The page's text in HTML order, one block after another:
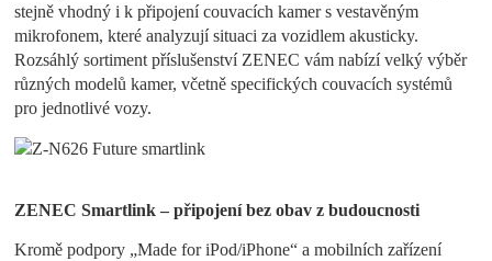
stejně vhodný i k připojení couvacích kamer s vestavěným
mikrofonem, které analyzují situaci za vozidlem akusticky.
Rozsáhlý sortiment příslušenství ZENEC vám nabízí velký výběr
různých modelů kamer, včetně specifických couvacích systémů
pro jednotlivé vozy.
ZENEC Smartlink – připojení bez obav z budoucnosti
Kromě podpory „Made for iPod/iPhone“ a mobilních zařízení